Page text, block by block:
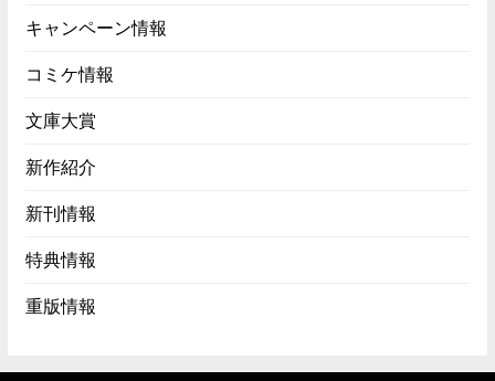
キャンペーン情報
コミケ情報
文庫大賞
新作紹介
新刊情報
特典情報
重版情報